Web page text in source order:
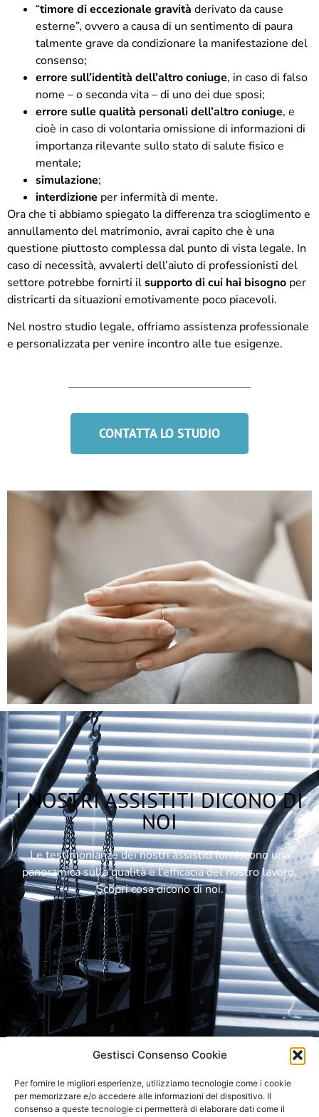
Gestisci Consenso Cookie
Per fornire le migliori esperienze, utilizziamo tecnologie come i cookie
per memorizzare e/o accedere alle informazioni del dispositivo. Il
consenso a queste tecnologie ci permetterà di elaborare dati come il
“timore di eccezionale gravità derivato da cause
esterne”, ovvero a causa di un sentimento di paura
talmente grave da condizionare la manifestazione del
consenso;
errore sull’identità dell’altro coniuge, in caso di falso
nome – o seconda vita – di uno dei due sposi;
errore sulle qualità personali dell’altro coniuge, e
cioè in caso di volontaria omissione di informazioni di
importanza rilevante sullo stato di salute fisico e
mentale;
simulazione;
interdizione per infermità di mente.
Ora che ti abbiamo spiegato la differenza tra scioglimento e
annullamento del matrimonio, avrai capito che è una
questione piuttosto complessa dal punto di vista legale. In
caso di necessità, avvalerti dell’aiuto di professionisti del
settore potrebbe fornirti ilsupporto di cui hai bisogno per
districarti da situazioni emotivamente poco piacevoli.
Nel nostro studio legale, offriamo assistenza professionale
e personalizzata per venire incontro alle tue esigenze.
CONTATTA LO STUDIO
I NOSTRI ASSISTITI DICONO DI
NOI
Le testimonianze dei nostri assistiti forniscono una
panoramica sulla qualità e l’efficacia del nostro lavoro.
Scopri cosa dicono di noi.
APPUNTAMENTO